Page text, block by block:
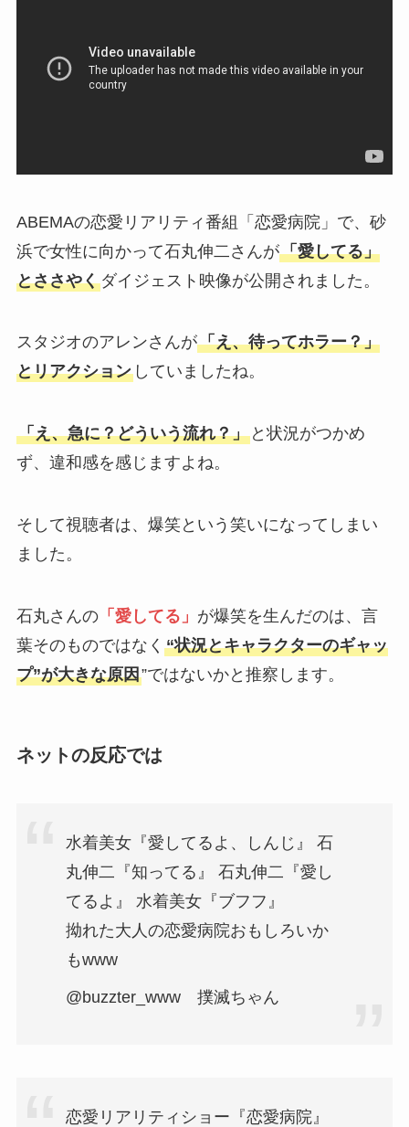
ABEMAの恋愛リアリティ番組「恋愛病院」で、砂
浜で女性に向かって石丸伸二さんが「愛してる」
とささやくダイジェスト映像が公開されました。
スタジオのアレンさんが「え、待ってホラー？」
とリアクションしていましたね。
「え、急に？どういう流れ？」と状況がつかめ
ず、違和感を感じますよね。
そして視聴者は、爆笑という笑いになってしまい
ました。
石丸さんの「愛してる」 が爆笑を生んだのは、言
葉そのものではなく “状況とキャラクターのギャッ
プ”が大きな原因”ではないかと推察します。
ネットの反応では
水着美女『愛してるよ、しんじ』 石
丸伸二『知ってる』 石丸伸二『愛し
てるよ』 水着美女『ブフフ』
拗れた大人の恋愛病院おもしろいか
もwww
@buzzter_www 撲滅ちゃん
恋愛リアリティショー『恋愛病院』